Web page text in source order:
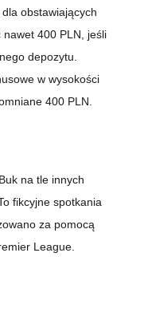
obstawiających
400 PLN, jeśli
depozytu.
w wysokości
400 PLN.
na tle innych
fikcyjne spotkania
za pomocą
League.